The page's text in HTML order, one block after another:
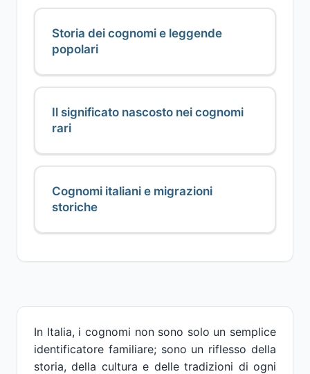
In Italia, i cognomi non sono solo un semplice
identificatore familiare; sono un riflesso della
storia, della cultura e delle tradizioni di ogni
Storia dei cognomi e leggende
popolari
Il significato nascosto nei cognomi
rari
Cognomi italiani e migrazioni
storiche